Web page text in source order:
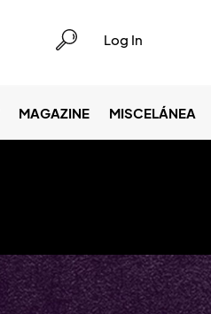
Log In
MAGAZINE MISCELÁNEA